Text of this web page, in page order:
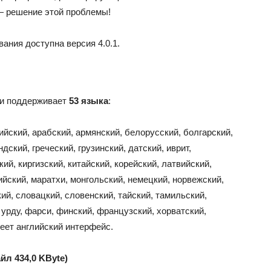
решение этой проблемы!
доступна версия 4.0.1.
поддерживает 53 языка:
арабский, армянский, белорусский, болгарский,
греческий, грузинский, датский, иврит,
киргизский, китайский, корейский, латвийский,
маратхи, монгольский, немецкий, норвежский,
словацкий, словенский, тайский, тамильский,
фарси, финский, французский, хорватский,
английский интерфейс.
434,0 KByte)